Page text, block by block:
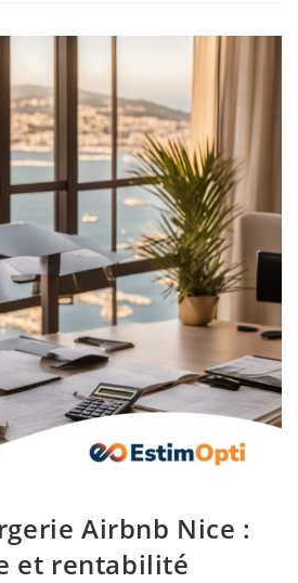
Airbnb Nice :
et rentabilité